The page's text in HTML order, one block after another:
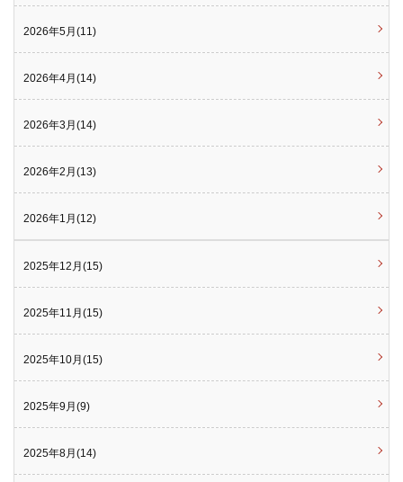
2026年5月(11)
2026年4月(14)
2026年3月(14)
2026年2月(13)
2026年1月(12)
2025年12月(15)
2025年11月(15)
2025年10月(15)
2025年9月(9)
2025年8月(14)